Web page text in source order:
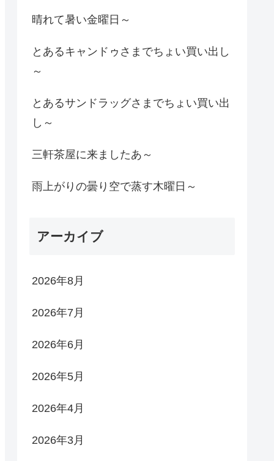
晴れて暑い金曜日～
とあるキャンドゥさまでちょい買い出し
～
とあるサンドラッグさまでちょい買い出
し～
三軒茶屋に来ましたあ～
雨上がりの曇り空で蒸す木曜日～
アーカイブ
2026年8月
2026年7月
2026年6月
2026年5月
2026年4月
2026年3月